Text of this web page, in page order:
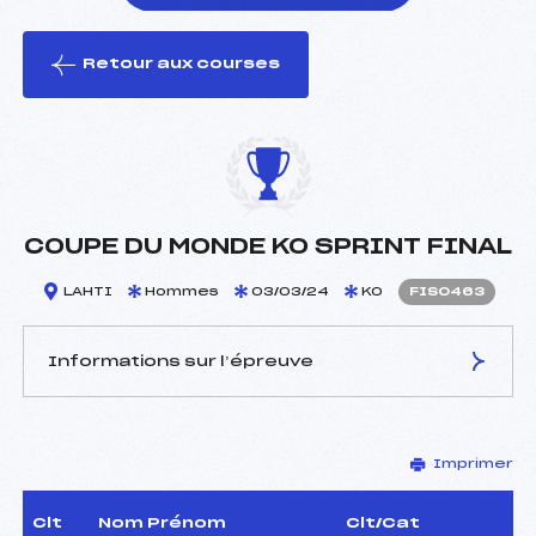
le ski
Retour aux courses
COUPE DU MONDE KO SPRINT FINAL
LAHTI Hommes 03/03/24 KO FIS0463
Informations sur l’épreuve
–
D.T Adjoint :
–
Dir. Epreuve :
Imprimer
Clt Nom Prénom Clt/Cat